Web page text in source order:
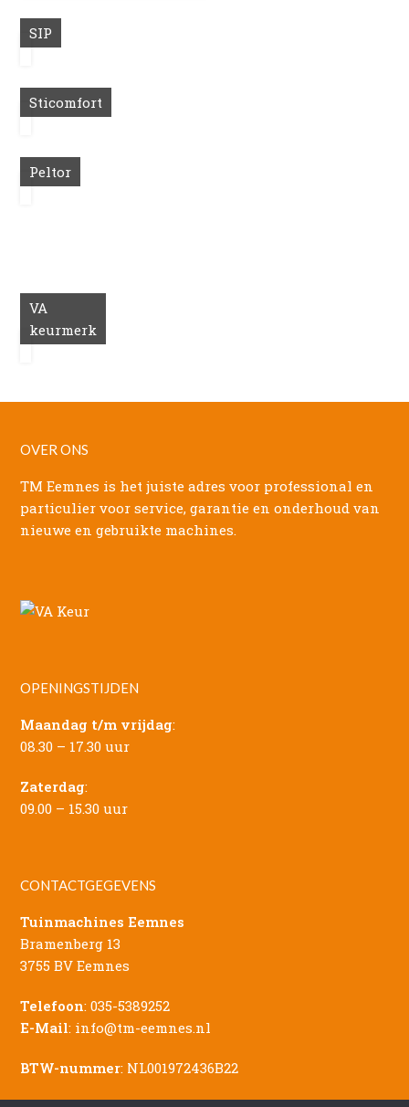
SIP
Sticomfort
Peltor
VA
keurmerk
OVER ONS
TM Eemnes is het juiste adres voor professional en
particulier voor service, garantie en onderhoud van
nieuwe en gebruikte machines.
OPENINGSTIJDEN
Maandag t/m vrijdag:
08.30 – 17.30 uur
Zaterdag:
09.00 – 15.30 uur
CONTACTGEGEVENS
Tuinmachines Eemnes
Bramenberg 13
3755 BV Eemnes
Telefoon:035-5389252
E-Mail: info@tm-eemnes.nl
BTW-nummer: NL001972436B22